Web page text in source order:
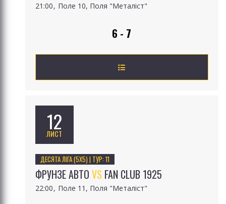
21:00 Поле 10, Поля "Металіст"
6 - 7
12
ЛИСТ
ДЕСЯТА ЛІГА (5Х5) | ТУР: 11
ФРУНЗЕ АВТО VS FAN CLUB 1925
22:00 Поле 11, Поля "Металіст"